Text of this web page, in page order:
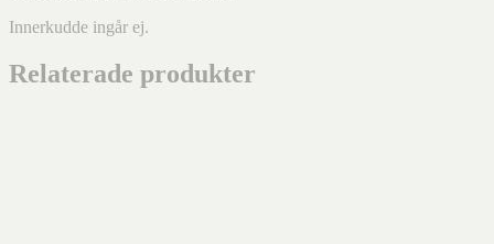
Innerkudde ingår ej.
Relaterade produkter